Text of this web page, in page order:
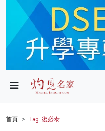
政局
財經
首頁 Tag: 復必泰